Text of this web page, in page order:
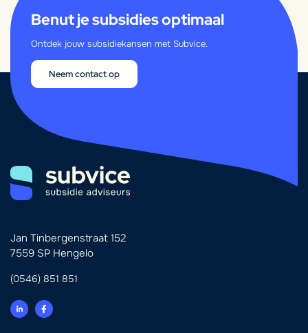
Jan Tinbergenstraat 152
7559 SP Hengelo
(0546) 851 851
Benut je subsidies optimaal
Ontdek jouw subsidiekansen met Subvice.
Neem contact op